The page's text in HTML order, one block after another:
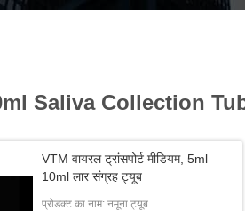
Saliva Collection
VTM वायरल ट्रांसपोर्ट मीडियम, 5ml
10ml लार संग्रह ट्यूब
प्रोडक्ट का नाम: नमूना ट्यूब